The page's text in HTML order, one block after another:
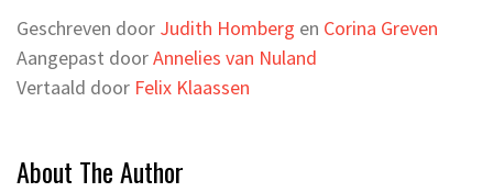
Geschreven door Judith Homberg en Corina Greven
Aangepast doorAnnelies van Nuland
Vertaald door Felix Klaassen
About The Author